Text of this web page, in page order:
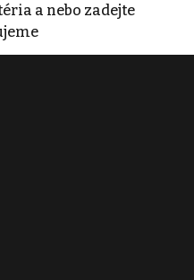
a nebo zadejte